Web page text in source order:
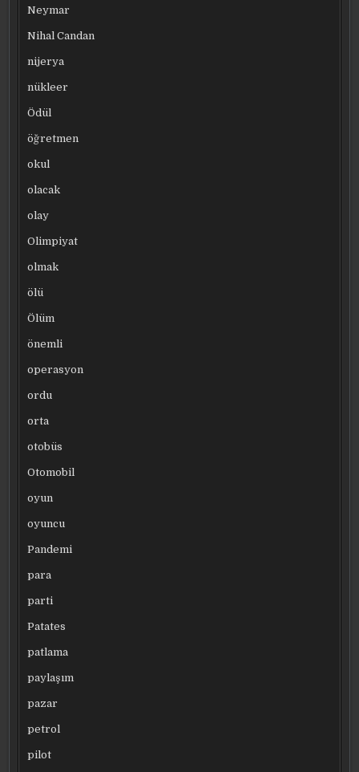
Neymar
Nihal Candan
nijerya
nükleer
Ödül
öğretmen
okul
olacak
olay
Olimpiyat
olmak
ölü
Ölüm
önemli
operasyon
ordu
orta
otobüs
Otomobil
oyun
oyuncu
Pandemi
para
parti
Patates
patlama
paylaşım
pazar
petrol
pilot